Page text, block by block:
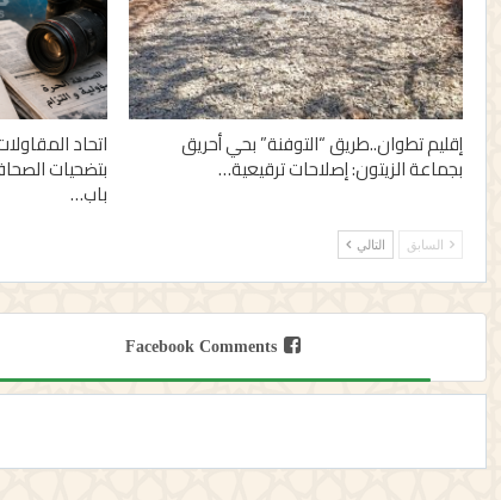
إقليم تطوان..طريق “التوفنة” بحي أحريق
بجماعة الزيتون: إصلاحات ترقيعية…
اتحاد
بتضحيات
باب…
السابق التالي
Facebook Comments